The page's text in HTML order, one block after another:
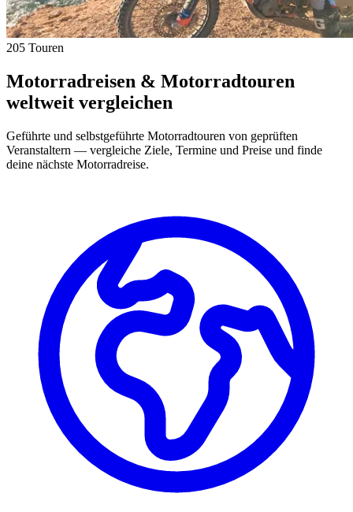
205 Touren
Motorradreisen & Motorradtouren
weltweit vergleichen
Geführte und selbstgeführte Motorradtouren von geprüften
Veranstaltern — vergleiche Ziele, Termine und Preise und finde
deine nächste Motorradreise.